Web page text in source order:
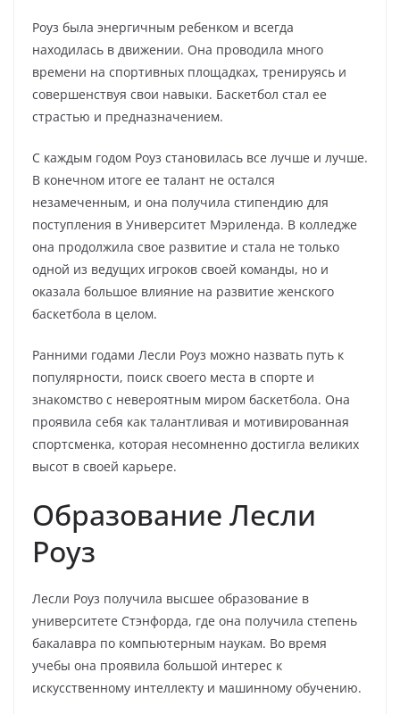
Роуз была энергичным ребенком и всегда
находилась в движении. Она проводила много
времени на спортивных площадках, тренируясь и
совершенствуя свои навыки. Баскетбол стал ее
страстью и предназначением.
С каждым годом Роуз становилась все лучше и лучше.
В конечном итоге ее талант не остался
незамеченным, и она получила стипендию для
поступления в Университет Мэриленда. В колледже
она продолжила свое развитие и стала не только
одной из ведущих игроков своей команды, но и
оказала большое влияние на развитие женского
баскетбола в целом.
Ранними годами Лесли Роуз можно назвать путь к
популярности, поиск своего места в спорте и
знакомство с невероятным миром баскетбола. Она
проявила себя как талантливая и мотивированная
спортсменка, которая несомненно достигла великих
высот в своей карьере.
Образование Лесли
Роуз
Лесли Роуз получила высшее образование в
университете Стэнфорда, где она получила степень
бакалавра по компьютерным наукам. Во время
учебы она проявила большой интерес к
искусственному интеллекту и машинному обучению.